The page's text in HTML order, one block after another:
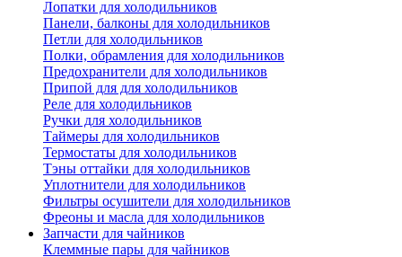
Лопатки для холодильников
Панели, балконы для холодильников
Петли для холодильников
Полки, обрамления для холодильников
Предохранители для холодильников
Припой для для холодильников
Реле для холодильников
Ручки для холодильников
Таймеры для холодильников
Термостаты для холодильников
Тэны оттайки для холодильников
Уплотнители для холодильников
Фильтры осушители для холодильников
Фреоны и масла для холодильников
Запчасти для чайников
Клеммные пары для чайников